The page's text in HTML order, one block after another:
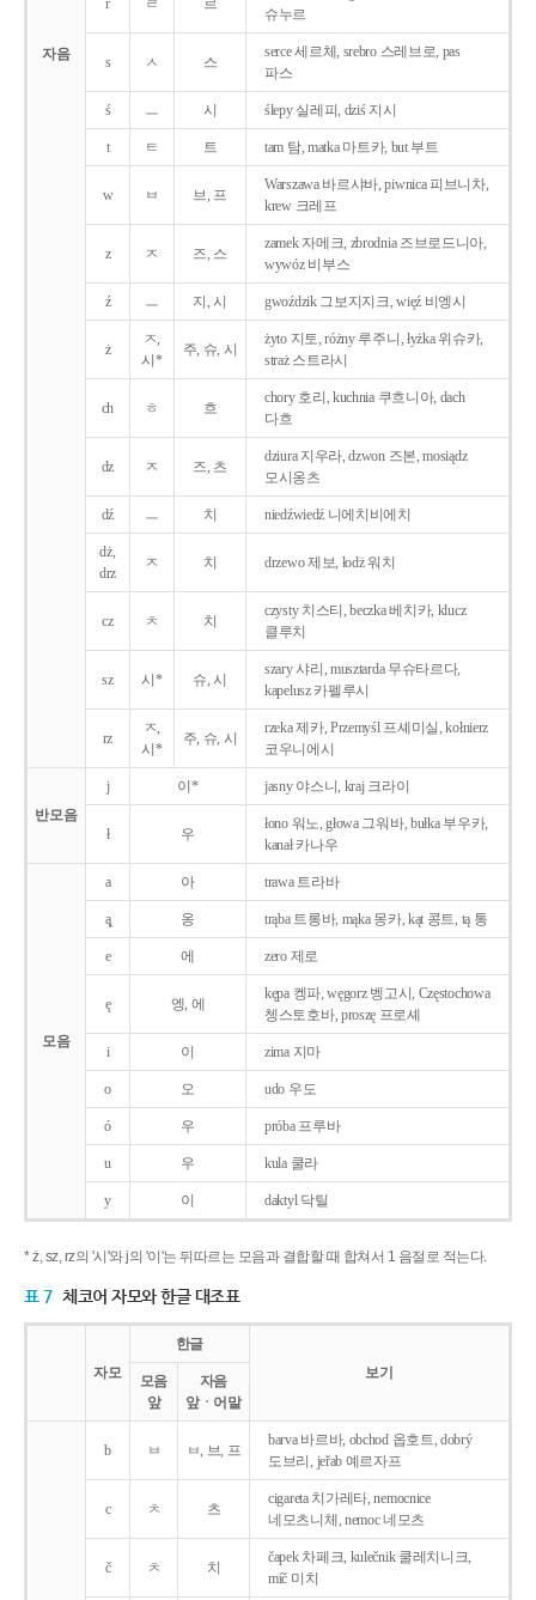
자음
r ㄹ 르
슈누르
s ㅅ 스
serce 세르체, srebro 스레브로, pas
파스
ś ㅡ 시 ślepy 실레피, dziś 지시
t ㅌ 트 tam 탐, matka 마트카, but 부트
w ㅂ 브, 프
Warszawa 바르샤바, piwnica 피브니차,
krew 크레프
z ㅈ 즈, 스
zamek 자메크, zbrodnia 즈브로드니아,
wywóz 비부스
ź ㅡ 지, 시 gwoździk 그보지지크, więź 비엥시
ż
ㅈ,
시*
주, 슈, 시
żyto 지토, różny 루주니, łyżka 위슈카,
straż 스트라시
ch ㅎ 흐
chory 호리, kuchnia 쿠흐니아, dach
다흐
dz ㅈ 즈, 츠
dziura 지우라, dzwon 즈본, mosiądz
모시옹츠
dź ㅡ 치 niedźwiedź 니에치비에치
dż,
drz
ㅈ 치 drzewo 제보, łodż 워치
cz ㅊ 치
czysty 치스티, beczka 베치카, klucz
클루치
sz 시* 슈, 시
szary 샤리, musztarda 무슈타르다,
kapelusz 카펠루시
rz
ㅈ,
시*
주, 슈, 시
rzeka 제카, Przemyśl 프셰미실, kołnierz
코우니에시
반모음
j 이* jasny 야스니, kraj 크라이
ł 우
łono 워노, głowa 그워바, bułka 부우카,
kanał 카나우
모음
a 아 trawa 트라바
ą̨ 옹 trąba 트롱바, mąka 몽카, kąt 콩트, tą 통
e 에 zero 제로
ę 엥, 에
kępa 켕파, węgorz 벵고시, Częstochowa
쳉스토호바, proszę 프로셰
i 이 zima 지마
o 오 udo 우도
ó 우 próba 프루바
u 우 kula 쿨라
y 이 daktyl 닥틸
* ż, sz, rz의 '시'와 j의 '이'는 뒤따르는 모음과 결합할 때 합쳐서 1 음절로 적는다.
표 7 체코어 자모와 한글 대조표
자모
한글
보기
모음
앞
자음
앞ㆍ어말
b ㅂ ㅂ, 브, 프
barva 바르바, obchod 옵호트, dobrý
도브리, jeřab 예르자프
c ㅊ 츠
cigareta 치가레타, nemocnice
네모츠니체, nemoc 네모츠
č ㅊ 치
čapek 차페크, kulečnik 쿨레치니크,
míč 미치